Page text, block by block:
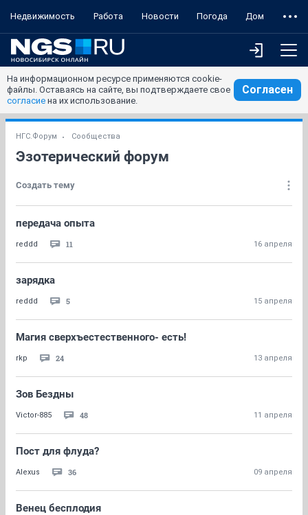
Недвижимость Работа Новости Погода Дом
На информационном ресурсе применяются cookie-
файлы. Оставаясь на сайте, вы подтверждаете свое
согласие на их использование.
Согласен
НГС.Форум Сообщества
Эзотерический форум
Создать тему
передача опыта
reddd 11 16 апреля
зарядка
reddd 5 15 апреля
Магия сверхъестественного- есть!
rkp 24 13 апреля
Зов Бездны
Victor-885 48 11 апреля
Пост для флуда?
Alexus 36 09 апреля
Венец бесплодия